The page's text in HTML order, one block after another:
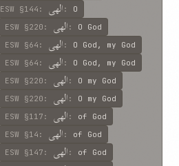
ESW §144 : الهی : O
ESW §220 : الهی : O God
ESW §64 : الهی : O God, my God
ESW §64 : الهی : O God, my God
ESW §220 : الهی : O my God
ESW §220 : الهی : O my God
ESW §117 : الهی : of God
ESW §14 : الهی : of God
ESW §147 : الهی : of God